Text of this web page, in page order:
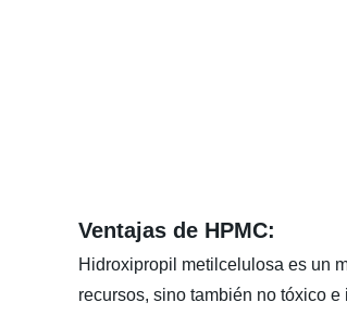
Ventajas de HPMC:
Hidroxipropil metilcelulosa es un
recursos, sino también no tóxico